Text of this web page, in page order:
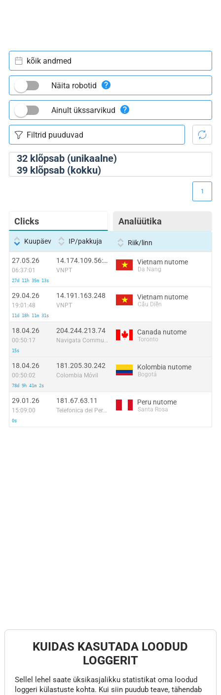
32klõpsab (unikaalne)
39klõpsab (kokku)
kõik andmed
Näita robotid
Ainult ükssarvikud
Clicks Analüütika
1
Kuupäev IP/pakkuja Riik/linn
27.05.26
06:37:01
27d 11h 35m 13s
14.174.109.56:45816
VNPT
Vietnam nutome
Da Nang
29.04.26
19:01:48
11d 18h 11m 31s
14.191.163.248
VNPT
Vietnam nutome
Cầu Diễn
18.04.26
00:50:17
15s
204.244.213.74
Navigata Communications Limited
Canada nutome
Toronto
18.04.26
00:50:02
78d 9h 41m 2s
181.205.30.242
Colombia Móvil
Kolombia nutome
Bogotá
29.01.26
15:09:00
0s
181.67.63.11
Telefonica del Peru S.A.A.
Peru nutome
Santa Rosa
KUIDAS KASUTADA LOODUD
LOGGERIT
Sellel lehel saate üksikasjalikku statistikat oma loodud
loggeri külastuste kohta. Kui siin puudub teave, tähendab